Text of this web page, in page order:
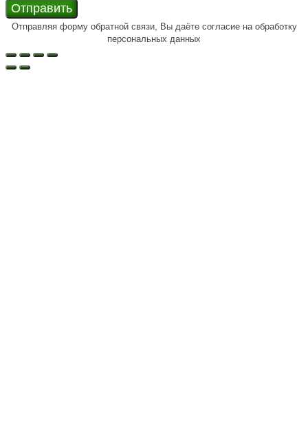
Отправить
Отправляя форму обратной связи, Вы даёте согласие на обработку
персональных данных